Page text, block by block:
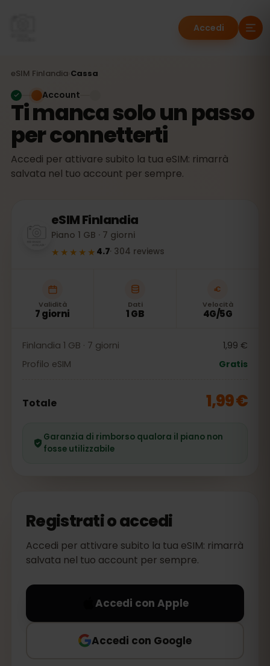
Accedi
eSIM Finlandia Cassa
Ti manca solo un passo
per connetterti
Accedi per attivare subito la tua eSIM: rimarrà
salvata nel tuo account per sempre.
Account
eSIMFinlandia
Piano 1 GB · 7 giorni
★★★★★ 4.7· 304 reviews
Validità
7 giorni
Dati
1 GB
Velocità
4G/5G
Finlandia 1 GB · 7 giorni
1,99 €
Profilo eSIM
Gratis
Totale 1,99 €
Garanzia di rimborso qualora il piano non
fosse utilizzabile
Registrati o accedi
Accedi per attivare subito la tua eSIM: rimarrà
salvata nel tuo account per sempre.
Accedi con Apple
Accedi con Google